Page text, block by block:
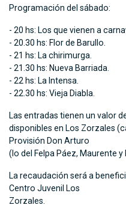
Programación del sábado:
- 20 hs: Los que vienen a
- 20.30 hs: Flor de Barullo.
- 21 hs: La chirimurga.
- 21.30 hs: Nueva Barriada.
- 22 hs: La Intensa.
- 22.30 hs: Vieja Diabla.
Las entradas tienen un valor
disponibles en Los Zorzales
Provisión Don Arturo
(lo del Felpa Páez, Maurente y
La recaudación será a
Centro Juvenil Los
Zorzales.